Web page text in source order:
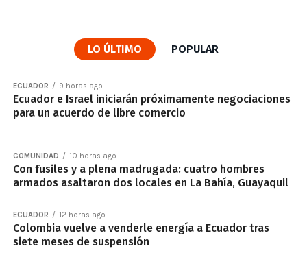
LO ÚLTIMO POPULAR
ECUADOR 9 horas ago
Ecuador e Israel iniciarán próximamente negociaciones
para un acuerdo de libre comercio
COMUNIDAD 10 horas ago
Con fusiles y a plena madrugada: cuatro hombres
armados asaltaron dos locales en La Bahía, Guayaquil
ECUADOR 12 horas ago
Colombia vuelve a venderle energía a Ecuador tras
siete meses de suspensión